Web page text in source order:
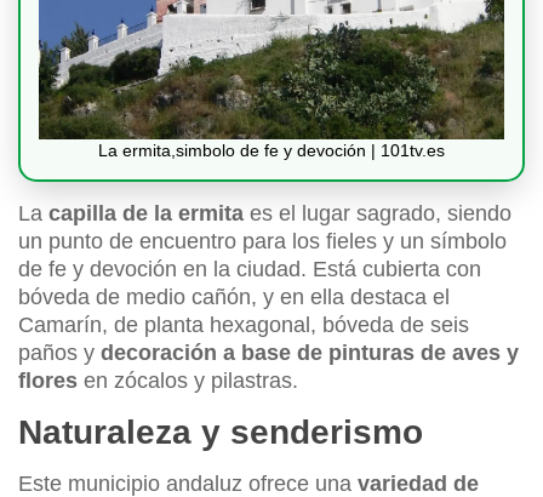
La ermita,simbolo de fe y devoción | 101tv.es
La capilla de la ermita es el lugar sagrado, siendo
un punto de encuentro para los fieles y un símbolo
de fe y devoción en la ciudad. Está cubierta con
bóveda de medio cañón, y en ella destaca el
Camarín, de planta hexagonal, bóveda de seis
paños y decoración a base de pinturas de aves y
flores en zócalos y pilastras.
Naturaleza y senderismo
Este municipio andaluz ofrece una variedad de